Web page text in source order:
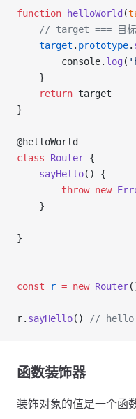
function helloWorld (
// target === 目标
target . prototype.
        console.
log (
    }
return target
}
@helloWorld
class
Router {
sayHello() {
throw new
    }
}
const r = new Router
r. sayHello() // hello
函数装饰器
装饰对象的值是一个函